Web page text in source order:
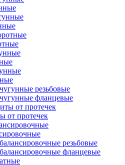
резьбовые
фланцевые
от протечек
резьбовые
фланцевые